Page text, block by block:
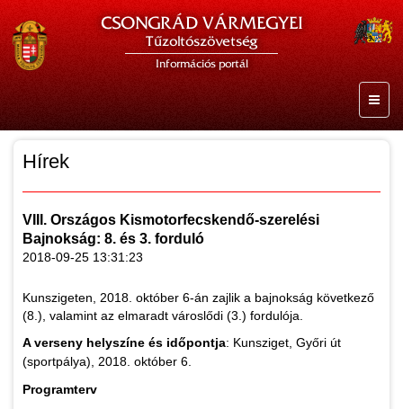
CSONGRÁD VÁRMEGYEI
Tűzoltószövetség
Információs portál
Hírek
VIII. Országos Kismotorfecskendő-szerelési
Bajnokság: 8. és 3. forduló
2018-09-25 13:31:23
Kunszigeten, 2018. október 6-án zajlik a bajnokság következő
(8.), valamint az elmaradt városlődi (3.) fordulója.
A verseny helyszíne és időpontja: Kunsziget, Győri út
(sportpálya), 2018. október 6.
Programterv